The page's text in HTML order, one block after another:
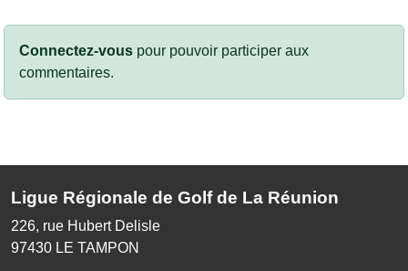
Connectez-vous pour pouvoir participer aux
commentaires.
Ligue Régionale de Golf de La Réunion
226, rue Hubert Delisle
97430 LE TAMPON